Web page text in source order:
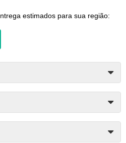
estimados para sua região: